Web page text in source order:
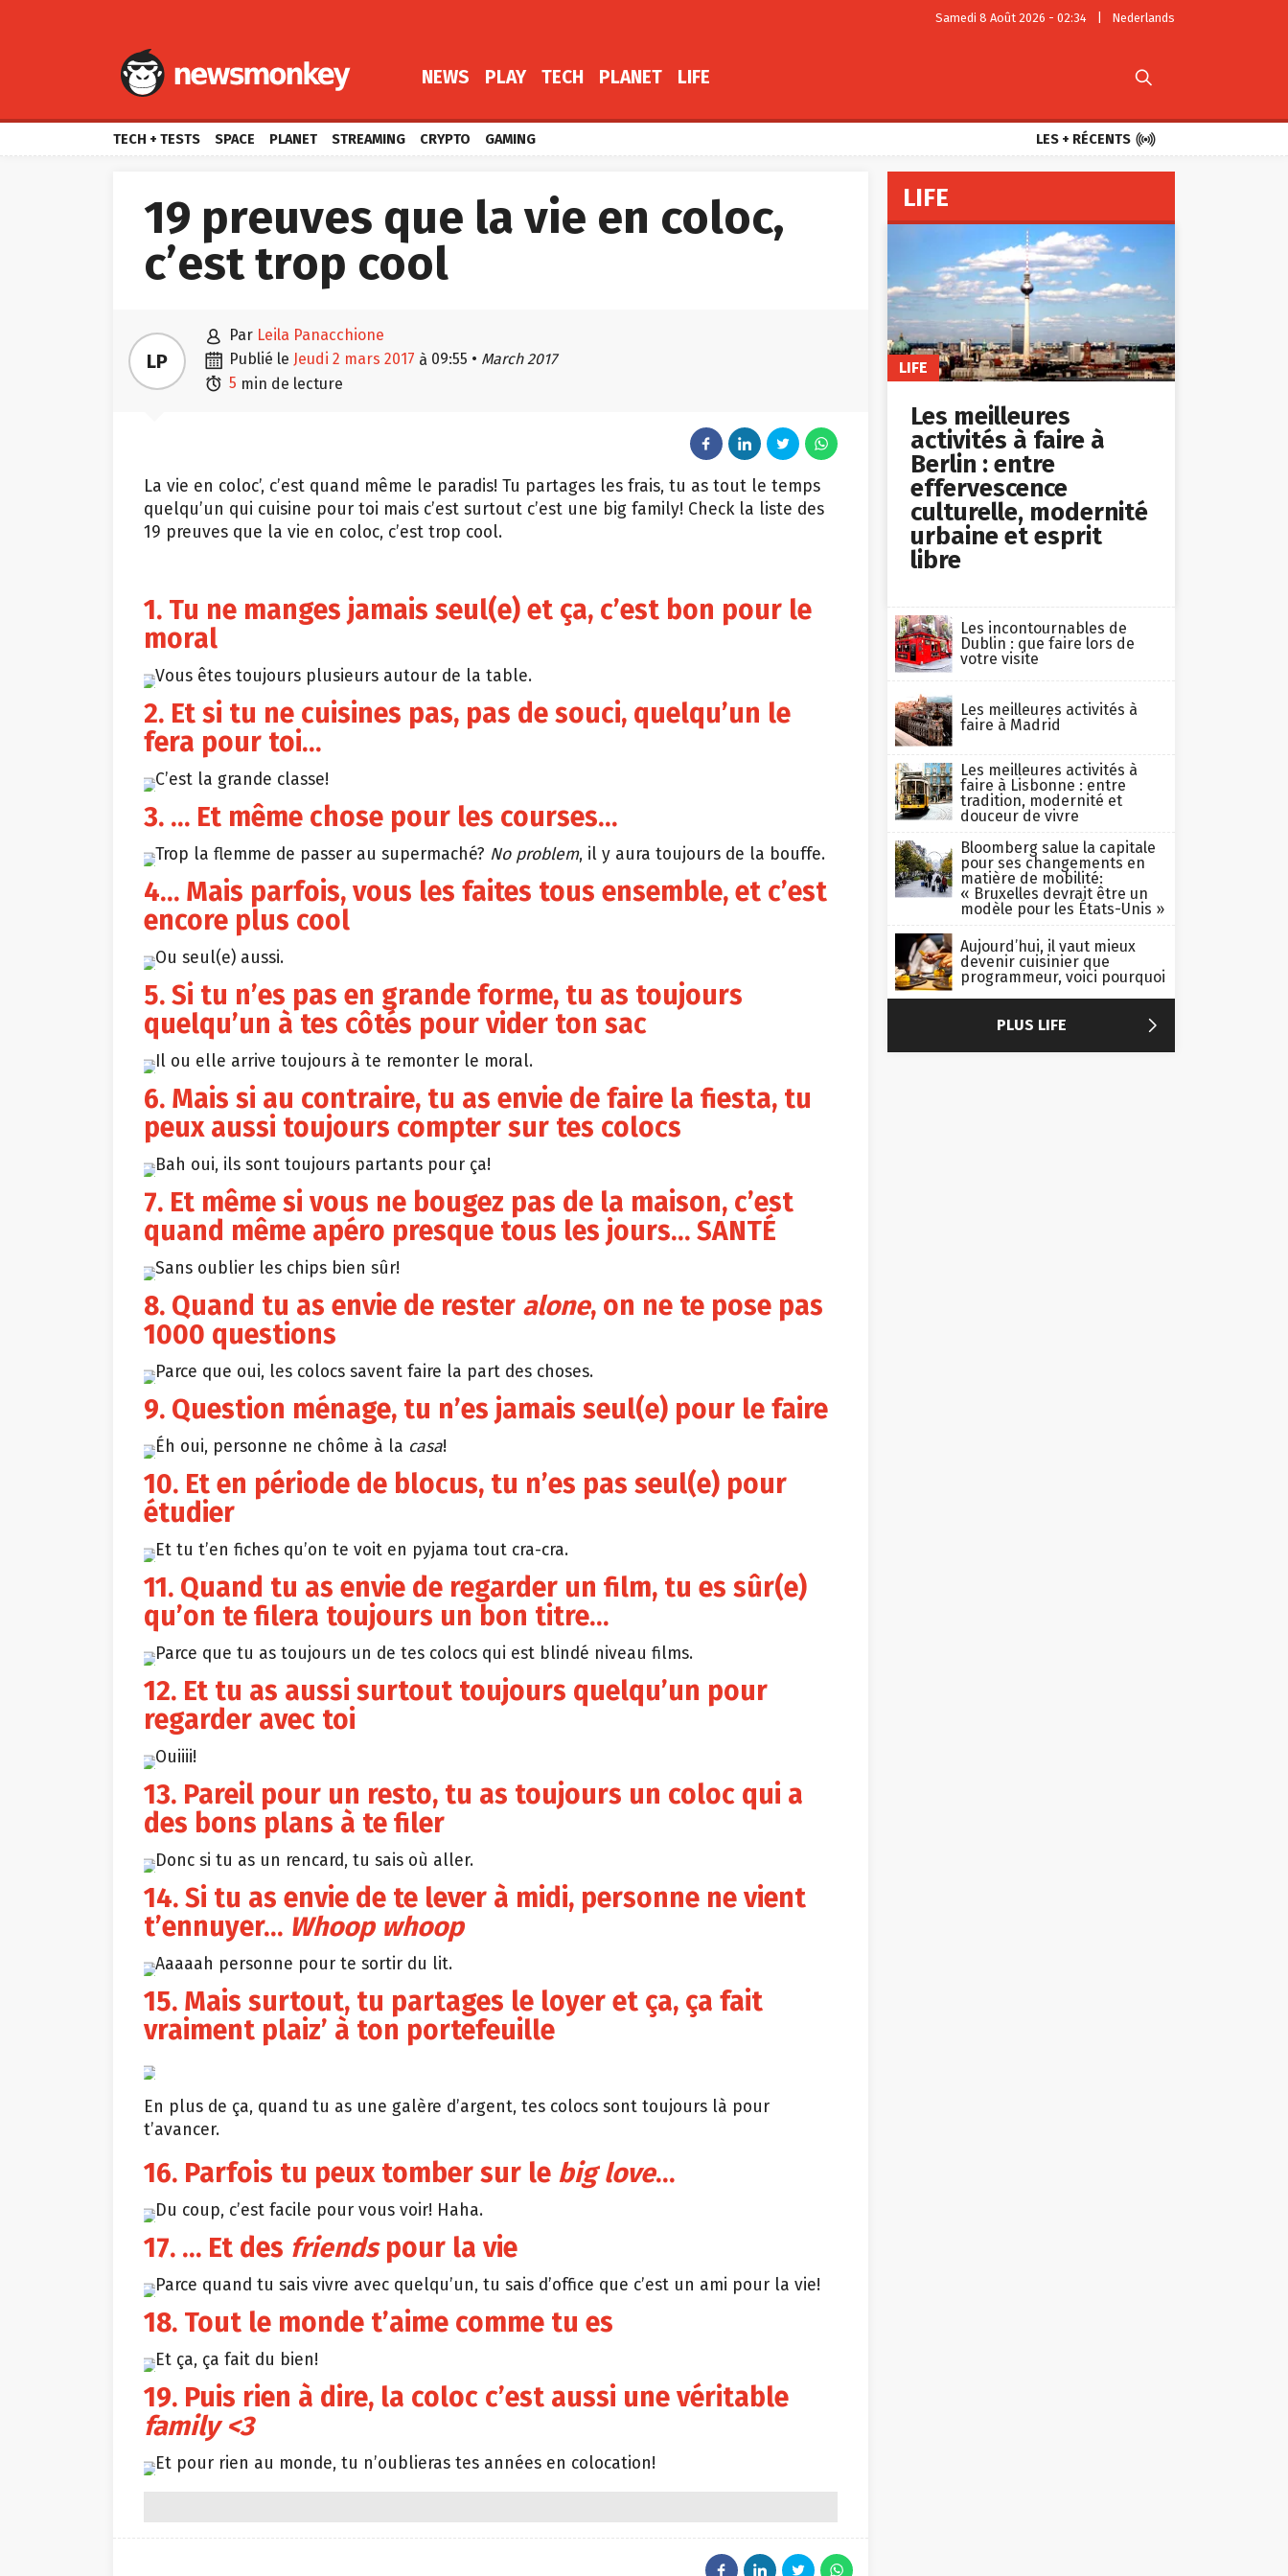
Samedi 8 Août 2026 - 02:34 Nederlands
NEWS PLAY TECH PLANET LIFE 
TECH + TESTS SPACE PLANET STREAMING CRYPTO GAMING LES + RÉCENTS 
19 preuves que la vie en coloc,
c’est trop cool
LP
 par Leila Panacchione
 publié le jeudi 2 mars 2017 à 09:55 • March 2017
 5 min de lecture
La vie en coloc’, c’est quand même le paradis! Tu partages les frais, tu as tout le temps
quelqu’un qui cuisine pour toi mais c’est surtout c’est une big family! Check la liste des
19 preuves que la vie en coloc, c’est trop cool.
1. Tu ne manges jamais seul(e) et ça, c’est bon pour le
moral
Vous êtes toujours plusieurs autour de la table.
2. Et si tu ne cuisines pas, pas de souci, quelqu’un le
fera pour toi…
C’est la grande classe!
3. … Et même chose pour les courses…
Trop la flemme de passer au supermaché? No problem, il y aura toujours de la bouffe.
4… Mais parfois, vous les faites tous ensemble, et c’est
encore plus cool
Ou seul(e) aussi.
5. Si tu n’es pas en grande forme, tu as toujours
quelqu’un à tes côtés pour vider ton sac
Il ou elle arrive toujours à te remonter le moral.
6. Mais si au contraire, tu as envie de faire la fiesta, tu
peux aussi toujours compter sur tes colocs
Bah oui, ils sont toujours partants pour ça!
7. Et même si vous ne bougez pas de la maison, c’est
quand même apéro presque tous les jours… SANTÉ
Sans oublier les chips bien sûr!
8. Quand tu as envie de rester alone, on ne te pose pas
1000 questions
Parce que oui, les colocs savent faire la part des choses.
9. Question ménage, tu n’es jamais seul(e) pour le faire
Éh oui, personne ne chôme à la casa!
10. Et en période de blocus, tu n’es pas seul(e) pour
étudier
Et tu t’en fiches qu’on te voit en pyjama tout cra-cra.
11. Quand tu as envie de regarder un film, tu es sûr(e)
qu’on te filera toujours un bon titre…
Parce que tu as toujours un de tes colocs qui est blindé niveau films.
12. Et tu as aussi surtout toujours quelqu’un pour
regarder avec toi
Ouiiii!
13. Pareil pour un resto, tu as toujours un coloc qui a
des bons plans à te filer
Donc si tu as un rencard, tu sais où aller.
14. Si tu as envie de te lever à midi, personne ne vient
t’ennuyer… Whoop whoop
Aaaaah personne pour te sortir du lit.
15. Mais surtout, tu partages le loyer et ça, ça fait
vraiment plaiz’ à ton portefeuille
En plus de ça, quand tu as une galère d’argent, tes colocs sont toujours là pour
t’avancer.
16. Parfois tu peux tomber sur le big love…
Du coup, c’est facile pour vous voir! Haha.
17. … Et des friendspour la vie
Parce quand tu sais vivre avec quelqu’un, tu sais d’office que c’est un ami pour la vie!
18. Tout le monde t’aime comme tu es
Et ça, ça fait du bien!
19. Puis rien à dire, la coloc c’est aussi une véritable
family <3
Et pour rien au monde, tu n’oublieras tes années en colocation!
LIFE
LIFE
Les meilleures
activités à faire à
Berlin : entre
effervescence
culturelle, modernité
urbaine et esprit
libre
Les incontournables de
Dublin : que faire lors de
votre visite
Les meilleures activités à
faire à Madrid
Les meilleures activités à
faire à Lisbonne : entre
tradition, modernité et
douceur de vivre
Bloomberg salue la capitale
pour ses changements en
matière de mobilité:
« Bruxelles devrait être un
modèle pour les États-Unis »
Aujourd’hui, il vaut mieux
devenir cuisinier que
programmeur, voici pourquoi
PLUS LIFE 